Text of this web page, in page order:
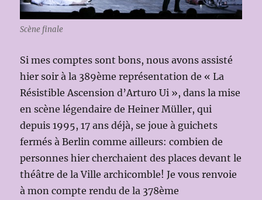
Scène finale
Si mes comptes sont bons, nous avons assisté
hier soir à la 389ème représentation de « La
Résistible Ascension d’Arturo Ui », dans la mise
en scène légendaire de Heiner Müller, qui
depuis 1995, 17 ans déjà, se joue à guichets
fermés à Berlin comme ailleurs: combien de
personnes hier cherchaient des places devant le
théâtre de la Ville archicomble! Je vous renvoie
à mon compte rendu de la 378ème